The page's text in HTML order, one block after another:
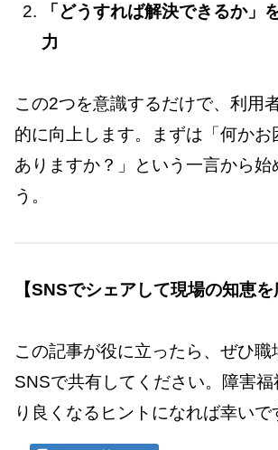
「どうすれば解決できるか」
力
この2つを意識するだけで、利用
的に向上します。まずは「何かお
ありますか？」という一言から始
う。
【SNSでシェアして現場の知恵を
この記事が役に立ったら、ぜひ職
SNSで共有してください。障害福
り良くなるヒントになれば幸いで